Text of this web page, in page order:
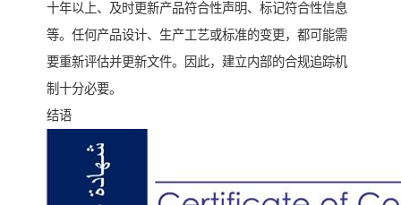
十年以上、及时更新产品符合性声明、标记符合性信息
等。任何产品设计、生产工艺或标准的变更，都可能需
要重新评估并更新文件。因此，建立内部的合规追踪机
制十分必要。
结语